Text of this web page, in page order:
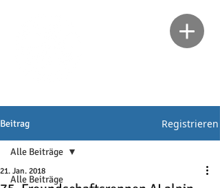
Beitrag Registrieren
Alle Beiträge
Alle Beiträge
21. Jan. 2018